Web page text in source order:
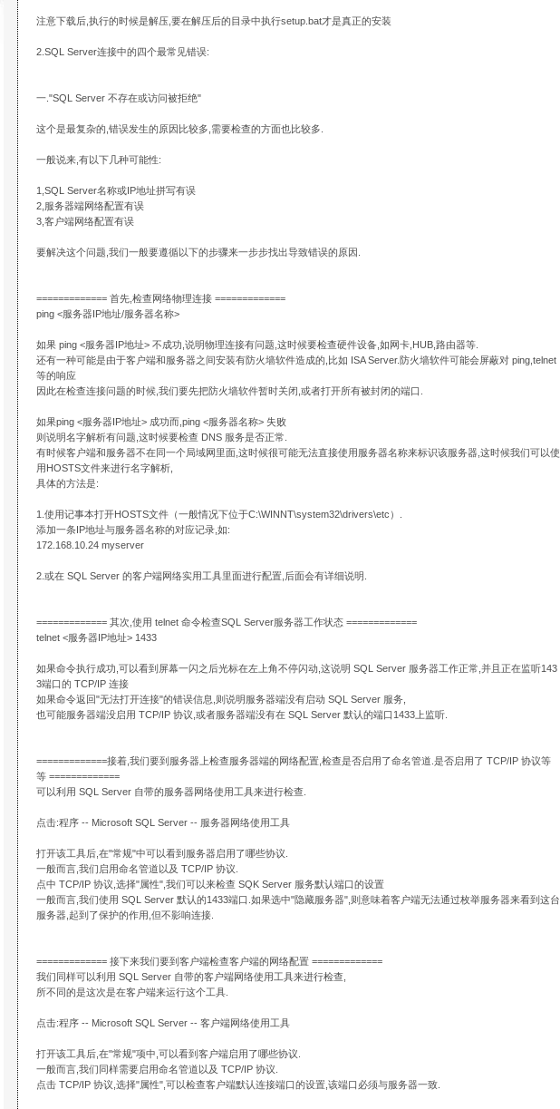
注意下载后,执行的时候是解压,要在解压后的目录中执行setup.bat才是真正的安装
2.SQL Server连接中的四个最常见错误:
一."SQL Server 不存在或访问被拒绝"
这个是最复杂的,错误发生的原因比较多,需要检查的方面也比较多.
一般说来,有以下几种可能性:
1,SQL Server名称或IP地址拼写有误
2,服务器端网络配置有误
3,客户端网络配置有误
要解决这个问题,我们一般要遵循以下的步骤来一步步找出导致错误的原因.
============= 首先,检查网络物理连接 =============
ping <服务器IP地址/服务器名称>
如果 ping <服务器IP地址> 不成功,说明物理连接有问题,这时候要检查硬件设备,如网卡,HUB,路由器等.
还有一种可能是由于客户端和服务器之间安装有防火墙软件造成的,比如 ISA Server.防火墙软件可能会屏蔽对 ping,telnet
等的响应
因此在检查连接问题的时候,我们要先把防火墙软件暂时关闭,或者打开所有被封闭的端口.
如果ping <服务器IP地址> 成功而,ping <服务器名称> 失败
则说明名字解析有问题,这时候要检查 DNS 服务是否正常.
有时候客户端和服务器不在同一个局域网里面,这时候很可能无法直接使用服务器名称来标识该服务器,这时候我们可以使
用HOSTS文件来进行名字解析,
具体的方法是:
1.使用记事本打开HOSTS文件（一般情况下位于C:\WINNT\system32\drivers\etc）.
添加一条IP地址与服务器名称的对应记录,如:
172.168.10.24 myserver
2.或在 SQL Server 的客户端网络实用工具里面进行配置,后面会有详细说明.
============= 其次,使用 telnet 命令检查SQL Server服务器工作状态 =============
telnet <服务器IP地址> 1433
如果命令执行成功,可以看到屏幕一闪之后光标在左上角不停闪动,这说明 SQL Server 服务器工作正常,并且正在监听143
3端口的 TCP/IP 连接
如果命令返回"无法打开连接"的错误信息,则说明服务器端没有启动 SQL Server 服务,
也可能服务器端没启用 TCP/IP 协议,或者服务器端没有在 SQL Server 默认的端口1433上监听.
=============接着,我们要到服务器上检查服务器端的网络配置,检查是否启用了命名管道.是否启用了 TCP/IP 协议等
等 =============
可以利用 SQL Server 自带的服务器网络使用工具来进行检查.
点击:程序 -- Microsoft SQL Server -- 服务器网络使用工具
打开该工具后,在"常规"中可以看到服务器启用了哪些协议.
一般而言,我们启用命名管道以及 TCP/IP 协议.
点中 TCP/IP 协议,选择"属性",我们可以来检查 SQK Server 服务默认端口的设置
一般而言,我们使用 SQL Server 默认的1433端口.如果选中"隐藏服务器",则意味着客户端无法通过枚举服务器来看到这台
服务器,起到了保护的作用,但不影响连接.
============= 接下来我们要到客户端检查客户端的网络配置 =============
我们同样可以利用 SQL Server 自带的客户端网络使用工具来进行检查,
所不同的是这次是在客户端来运行这个工具.
点击:程序 -- Microsoft SQL Server -- 客户端网络使用工具
打开该工具后,在"常规"项中,可以看到客户端启用了哪些协议.
一般而言,我们同样需要启用命名管道以及 TCP/IP 协议.
点击 TCP/IP 协议,选择"属性",可以检查客户端默认连接端口的设置,该端口必须与服务器一致.